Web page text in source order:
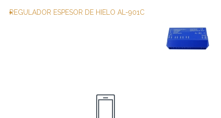
REGULADOR ESPESOR DE HIELO AL-901C